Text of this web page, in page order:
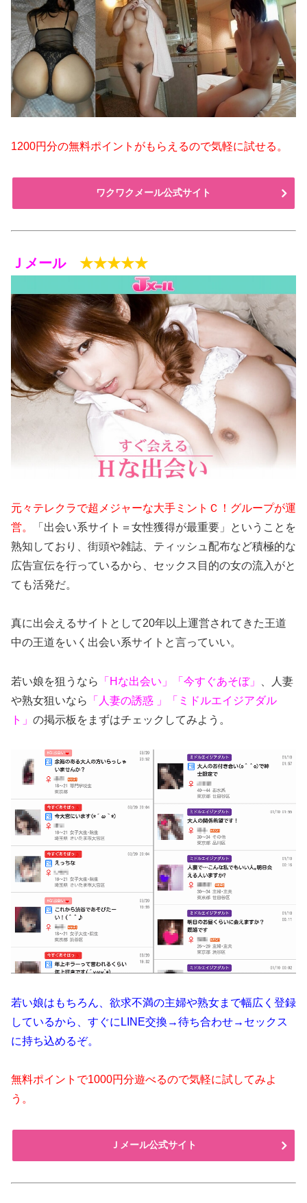
1200円分の無料ポイントがもらえるので気軽に試せる。
ワクワクメール公式サイト
Ｊメール ★★★★★
元々テレクラで超メジャーな大手ミントＣ！グループが運
営。
「出会い系サイト＝女性獲得が最重要」ということを
熟知しており、街頭や雑誌、ティッシュ配布など積極的な
広告宣伝を行っているから、セックス目的の女の流入がと
ても活発だ。
真に出会えるサイトとして20年以上運営されてきた王道
中の王道をいく出会い系サイトと言っていい。
若い娘を狙うなら 「Hな出会い」「今すぐあそぼ」
、人妻
や熟女狙いなら
「人妻の誘惑 」「ミドルエイジアダル
ト」 の掲示板をまずはチェックしてみよう。
若い娘はもちろん、欲求不満の主婦や熟女まで幅広く登録
しているから、すぐにLINE交換→待ち合わせ→セックス
に持ち込めるぞ。
無料ポイントで1000円分遊べるので気軽に試してみよ
う。
Ｊメール公式サイト